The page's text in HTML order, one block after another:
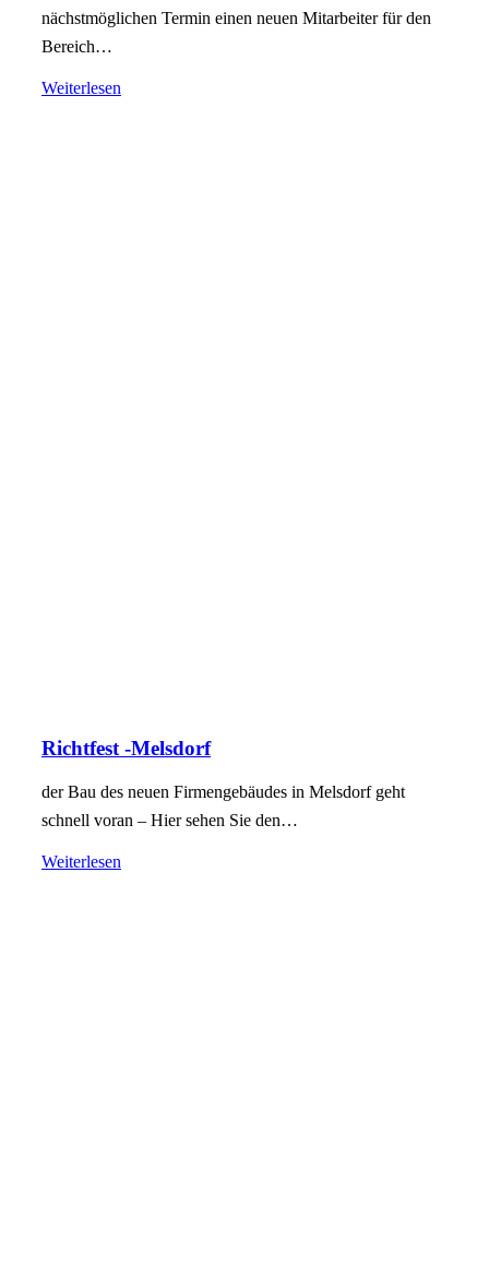
nächstmöglichen Termin einen neuen Mitarbeiter für den
Bereich…
Weiterlesen
Richtfest -Melsdorf
der Bau des neuen Firmengebäudes in Melsdorf geht
schnell voran – Hier sehen Sie den…
Weiterlesen